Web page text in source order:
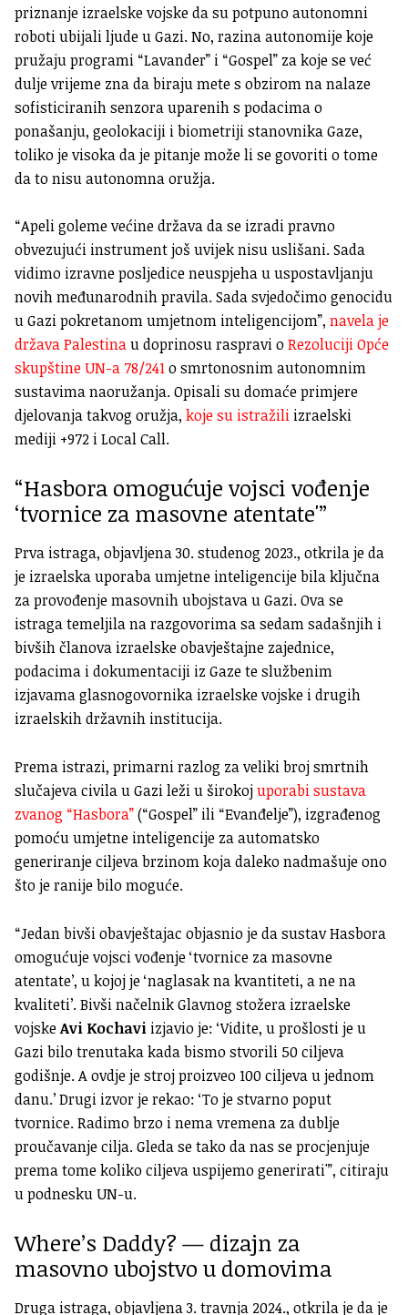
priznanje izraelske vojske da su potpuno autonomni
roboti ubijali ljude u Gazi. No, razina autonomije koje
pružaju programi “Lavander” i “Gospel” za koje se već
dulje vrijeme zna da biraju mete s obzirom na nalaze
sofisticiranih senzora uparenih s podacima o
ponašanju, geolokaciji i biometriji stanovnika Gaze,
toliko je visoka da je pitanje može li se govoriti o tome
da to nisu autonomna oružja.
“Apeli goleme većine država da se izradi pravno
obvezujući instrument još uvijek nisu uslišani. Sada
vidimo izravne posljedice neuspjeha u uspostavljanju
novih međunarodnih pravila. Sada svjedočimo genocidu
u Gazi pokretanom umjetnom inteligencijom”, navela je
država Palestinau doprinosu raspravi oRezoluciji Opće
skupštine UN-a 78/241o smrtonosnim autonomnim
sustavima naoružanja. Opisali su domaće primjere
djelovanja takvog oružja, koje su istražili izraelski
mediji +972 i Local Call.
“Hasbora omogućuje vojsci vođenje
‘tvornice za masovne atentate'”
Prva istraga, objavljena 30. studenog 2023., otkrila je da
je izraelska uporaba umjetne inteligencije bila ključna
za provođenje masovnih ubojstava u Gazi. Ova se
istraga temeljila na razgovorima sa sedam sadašnjih i
bivših članova izraelske obavještajne zajednice,
podacima i dokumentaciji iz Gaze te službenim
izjavama glasnogovornika izraelske vojske i drugih
izraelskih državnih institucija.
Prema istrazi, primarni razlog za veliki broj smrtnih
slučajeva civila u Gazi leži u širokojuporabi sustava
zvanog “Hasbora”(“Gospel” ili “Evanđelje”), izgrađenog
pomoću umjetne inteligencije za automatsko
generiranje ciljeva brzinom koja daleko nadmašuje ono
što je ranije bilo moguće.
“Jedan bivši obavještajac objasnio je da sustav Hasbora
omogućuje vojsci vođenje ‘tvornice za masovne
atentate’, u kojoj je ‘naglasak na kvantiteti, a ne na
kvaliteti’. Bivši načelnik Glavnog stožera izraelske
vojskeAvi Kochavi izjavio je: ‘Vidite, u prošlosti je u
Gazi bilo trenutaka kada bismo stvorili 50 ciljeva
godišnje. A ovdje je stroj proizveo 100 ciljeva u jednom
danu.’ Drugi izvor je rekao: ‘To je stvarno poput
tvornice. Radimo brzo i nema vremena za dublje
proučavanje cilja. Gleda se tako da nas se procjenjuje
prema tome koliko ciljeva uspijemo generirati'”, citiraju
u podnesku UN-u.
Where’s Daddy? — dizajn za
masovno ubojstvo u domovima
Druga istraga, objavljena 3. travnja 2024., otkrila je da je